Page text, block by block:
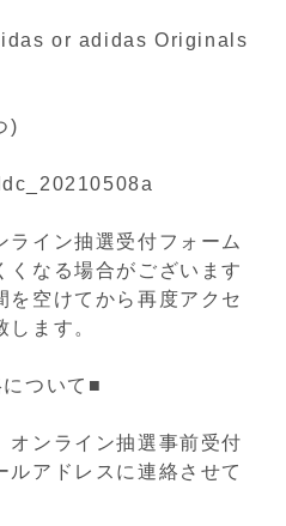
or adidas Originals
)
イン抽選受付フォーム
くなる場合がございます
を空けてから再度アクセ
ます。
ついて■
ンライン抽選事前受付
ルアドレスに連絡させて